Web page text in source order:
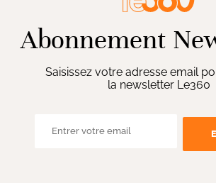
Abonnement
Saisissez votre adresse email
la newsletter Le360